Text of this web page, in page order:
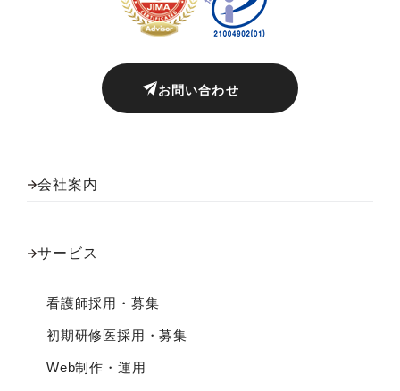
お問い合わせ
会社案内
サービス
看護師採用・募集
初期研修医採用・募集
Web制作・運用